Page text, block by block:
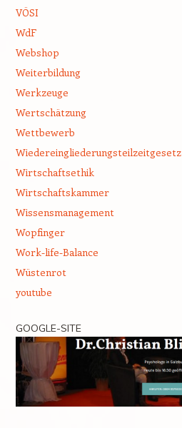
VÖSI
WdF
Webshop
Weiterbildung
Werkzeuge
Wertschätzung
Wettbewerb
Wiedereingliederungsteilzeitgesetz
Wirtschaftsethik
Wirtschaftskammer
Wissensmanagement
Wopfinger
Work-life-Balance
Wüstenrot
youtube
GOOGLE-SITE